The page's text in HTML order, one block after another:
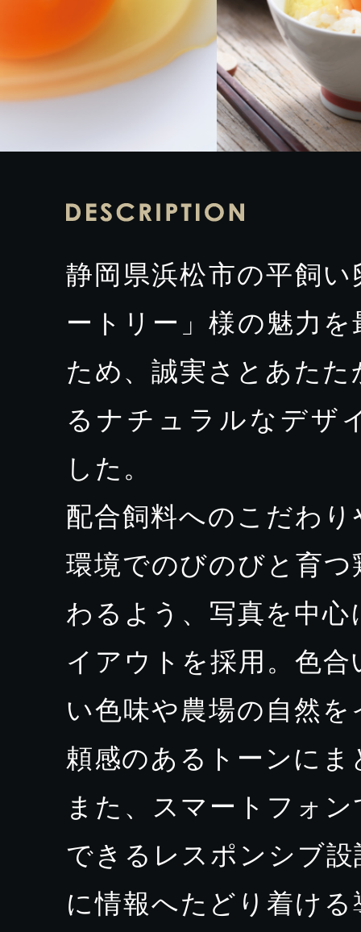
静岡県浜松市の平飼
ートリー」様の魅力
ため、誠実さとあた
るナチュラルなデザ
した。
配合飼料へのこだわ
環境でのびのびと育
わるよう、写真を中
イアウトを採用。色
い色味や農場の自然
頼感のあるトーンに
また、スマートフォ
できるレスポンシブ
に情報へたどり着け